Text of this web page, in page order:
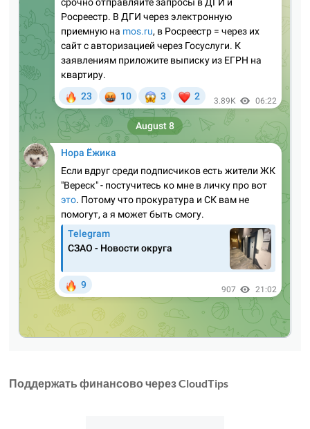
Поддержать финансово через CloudTips